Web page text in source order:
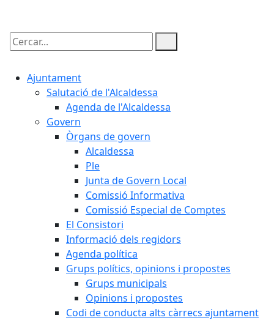
Cercar:
Ajuntament
Salutació de l'Alcaldessa
Agenda de l'Alcaldessa
Govern
Òrgans de govern
Alcaldessa
Ple
Junta de Govern Local
Comissió Informativa
Comissió Especial de Comptes
El Consistori
Informació dels regidors
Agenda política
Grups polítics, opinions i propostes
Grups municipals
Opinions i propostes
Codi de conducta alts càrrecs ajuntament